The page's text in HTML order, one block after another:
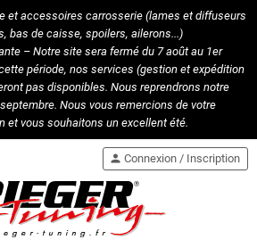
et accessoires carrosserie (lames et diffuseurs
bas de caisse, spoilers, ailerons...)
– Notre site sera fermé du 7 août au 1er
période, nos services (gestion et expédition
pas disponibles. Nous reprendrons notre
Nous vous remercions de votre
et vous souhaitons un excellent été.
person Connexion / Inscription